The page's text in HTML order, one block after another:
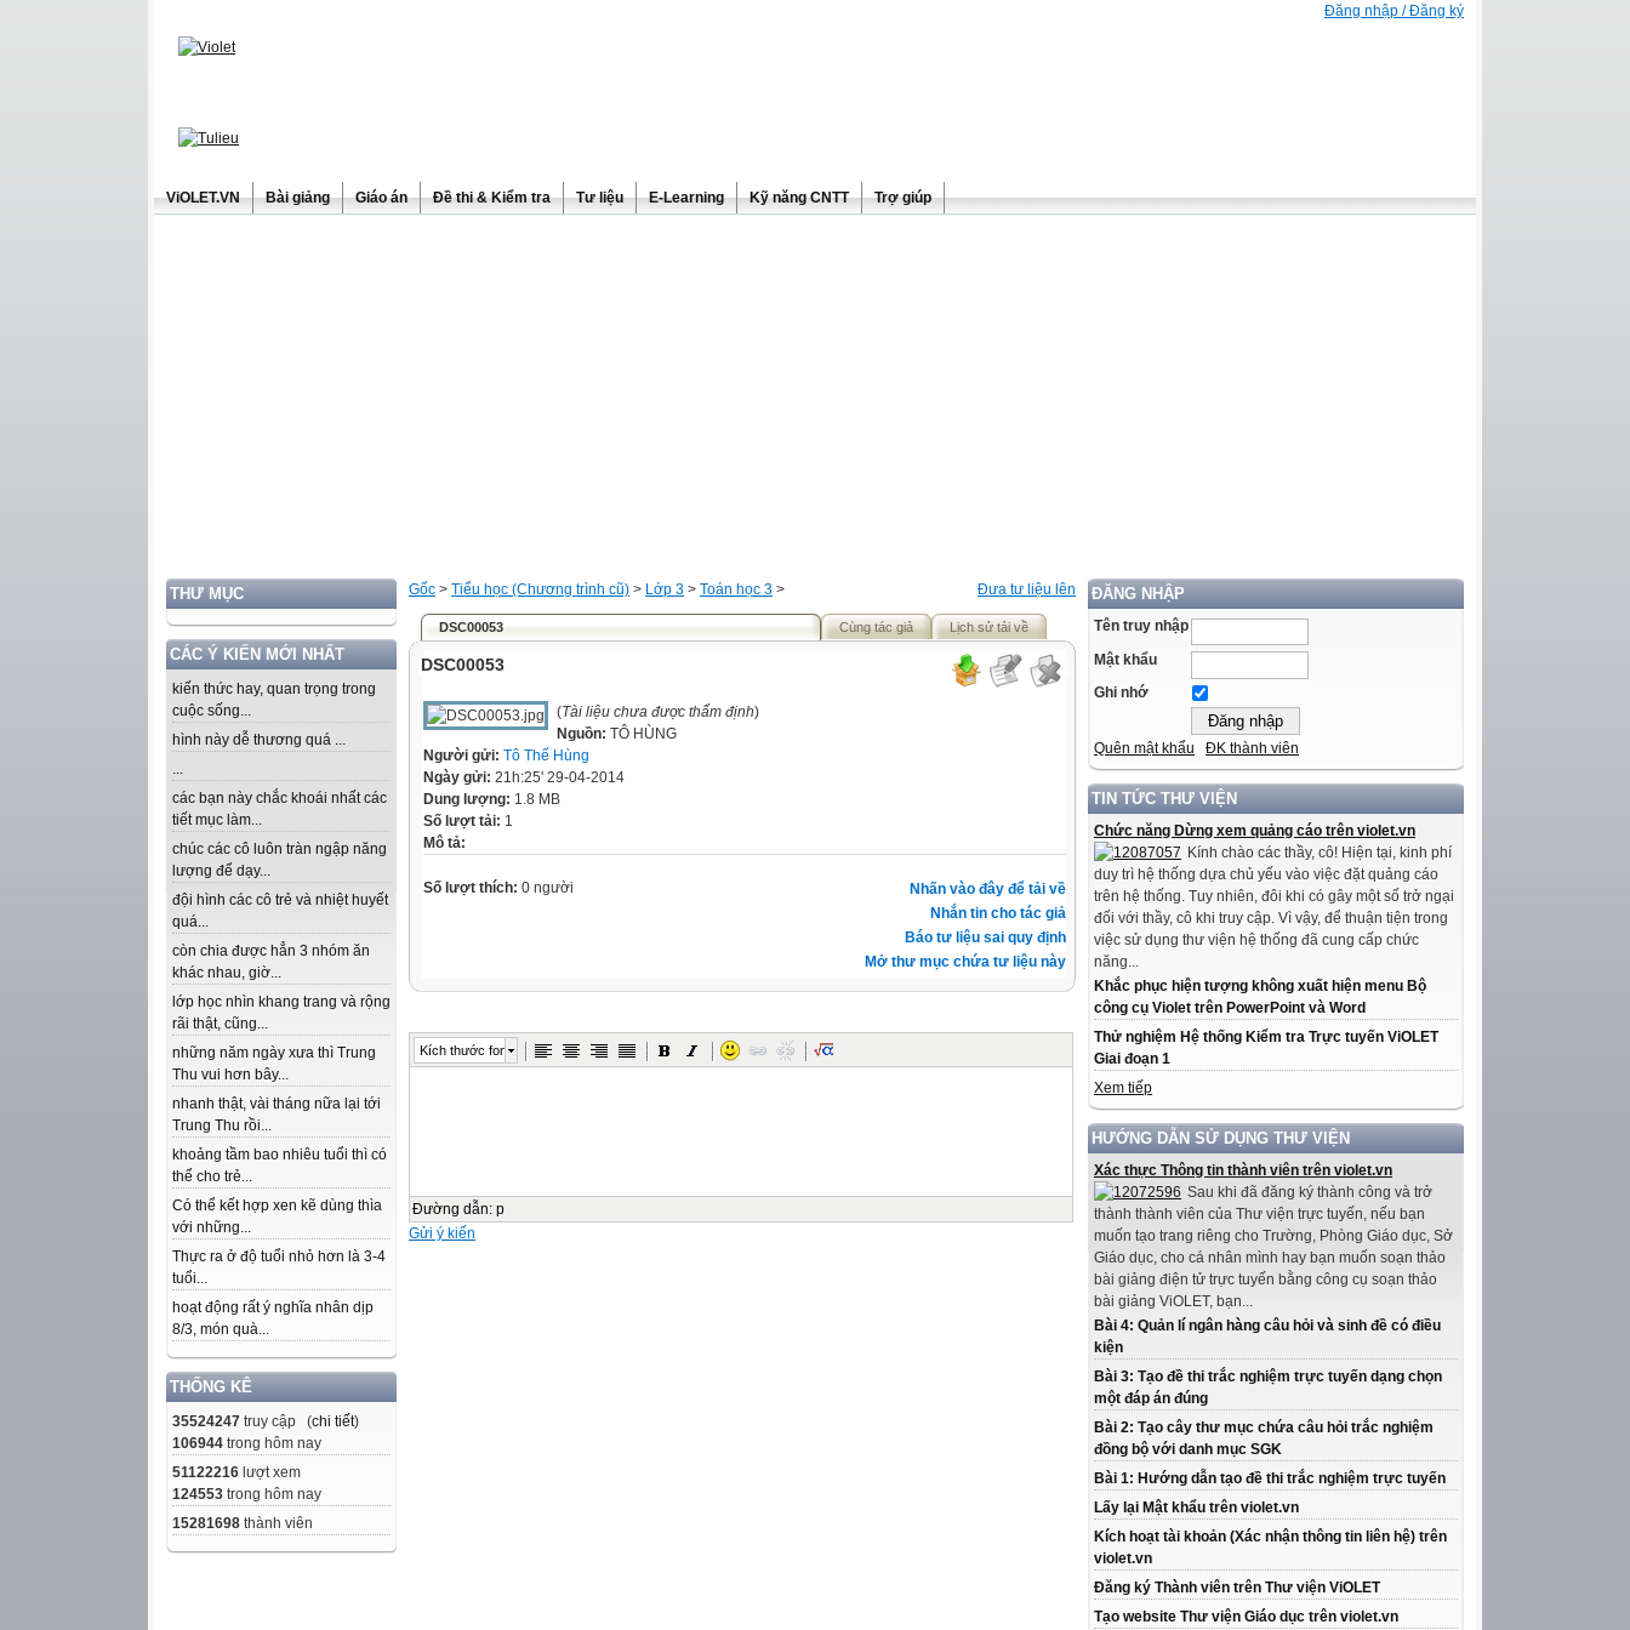
Đăng nhập / Đăng ký
ViOLET.VN Bài giảng Giáo án Đề thi & Kiểm tra Tư liệu E-Learning Kỹ năng CNTT Trợ giúp
THƯ MỤC
CÁC Ý KIẾN MỚI NHẤT
kiến thức hay, quan trọng trong
cuộc sống...
hình này dễ thương quá ...
...
các bạn này chắc khoái nhất các
tiết mục làm...
chúc các cô luôn tràn ngập năng
lượng để dạy...
đội hình các cô trẻ và nhiệt huyết
quá...
còn chia được hẳn 3 nhóm ăn
khác nhau, giờ...
lớp học nhìn khang trang và rộng
rãi thật, cũng...
những năm ngày xưa thì Trung
Thu vui hơn bây...
nhanh thật, vài tháng nữa lại tới
Trung Thu rồi...
khoảng tầm bao nhiêu tuổi thì có
thể cho trẻ...
Có thể kết hợp xen kẽ dùng thìa
với những...
Thực ra ở độ tuổi nhỏ hơn là 3-4
tuổi...
hoạt động rất ý nghĩa nhân dịp
8/3, món quà...
THỐNG KÊ
35524247 truy cập (chi tiết)
106944 trong hôm nay
51122216 lượt xem
124553 trong hôm nay
15281698 thành viên
ĐĂNG NHẬP
Tên truy nhập
Mật khẩu
Ghi nhớ
Quên mật khẩu ĐK thành viên
TIN TỨC THƯ VIỆN
Chức năng Dừng xem quảng cáo trên violet.vn
Kính chào các thầy, cô! Hiện tại, kinh phí
duy trì hệ thống dựa chủ yếu vào việc đặt quảng cáo
trên hệ thống. Tuy nhiên, đôi khi có gây một số trở ngại
đối với thầy, cô khi truy cập. Vì vậy, để thuận tiện trong
việc sử dụng thư viện hệ thống đã cung cấp chức
năng...
Khắc phục hiện tượng không xuất hiện menu Bộ
công cụ Violet trên PowerPoint và Word
Thử nghiệm Hệ thống Kiểm tra Trực tuyến ViOLET
Giai đoạn 1
Xem tiếp
HƯỚNG DẪN SỬ DỤNG THƯ VIỆN
Xác thực Thông tin thành viên trên violet.vn
Sau khi đã đăng ký thành công và trở
thành thành viên của Thư viện trực tuyến, nếu bạn
muốn tạo trang riêng cho Trường, Phòng Giáo dục, Sở
Giáo dục, cho cá nhân mình hay bạn muốn soạn thảo
bài giảng điện tử trực tuyến bằng công cụ soạn thảo
bài giảng ViOLET, bạn...
Bài 4: Quản lí ngân hàng câu hỏi và sinh đề có điều
kiện
Bài 3: Tạo đề thi trắc nghiệm trực tuyến dạng chọn
một đáp án đúng
Bài 2: Tạo cây thư mục chứa câu hỏi trắc nghiệm
đồng bộ với danh mục SGK
Bài 1: Hướng dẫn tạo đề thi trắc nghiệm trực tuyến
Lấy lại Mật khẩu trên violet.vn
Kích hoạt tài khoản (Xác nhận thông tin liên hệ) trên
violet.vn
Đăng ký Thành viên trên Thư viện ViOLET
Tạo website Thư viện Giáo dục trên violet.vn
Đưa tư liệu lên
Gốc > Tiểu học (Chương trình cũ) > Lớp 3 > Toán học 3 >
DSC00053 Cùng tác giả Lịch sử tải về
DSC00053
(Tài liệu chưa được thẩm định)
Nguồn: TÔ HÙNG
Người gửi: Tô Thế Hùng
Ngày gửi: 21h:25' 29-04-2014
Dung lượng: 1.8 MB
Số lượt tải: 1
Mô tả:
Nhấn vào đây để tải về
Nhắn tin cho tác giả
Báo tư liệu sai quy định
Mở thư mục chứa tư liệu này
Số lượt thích: 0 người
Kích thước font
Đường dẫn: p
Gửi ý kiến